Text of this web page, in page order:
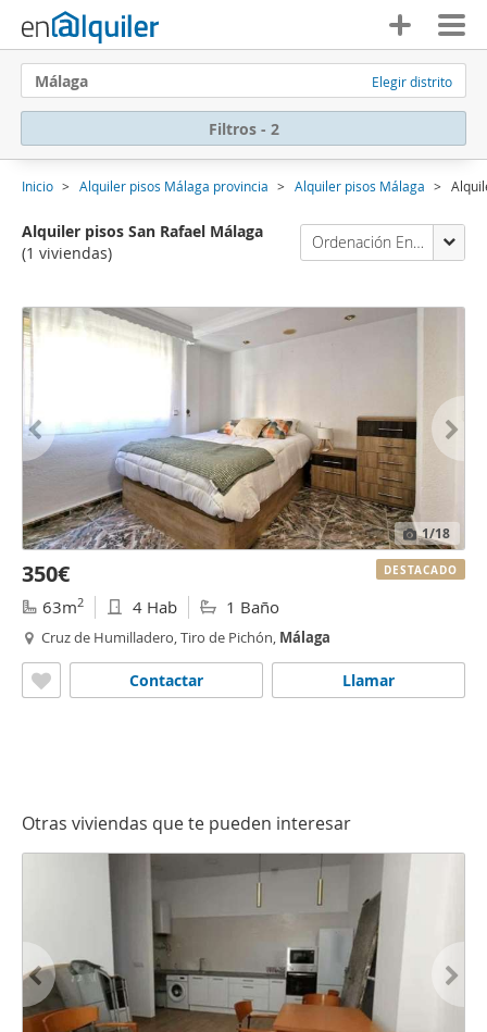
Málaga Elegir distrito
Filtros - 2
Inicio Alquiler pisos Málaga provincia Alquiler pisos Málaga
Alquiler pisos San Rafael Málaga
(1 viviendas)
Ordenación Enalquiler
1/18
350€
63m2 4 Hab 1 Baño
Cruz de Humilladero, Tiro de Pichón, Málaga
Llamar
Contactar
DESTACADO
Otras viviendas que te pueden interesar